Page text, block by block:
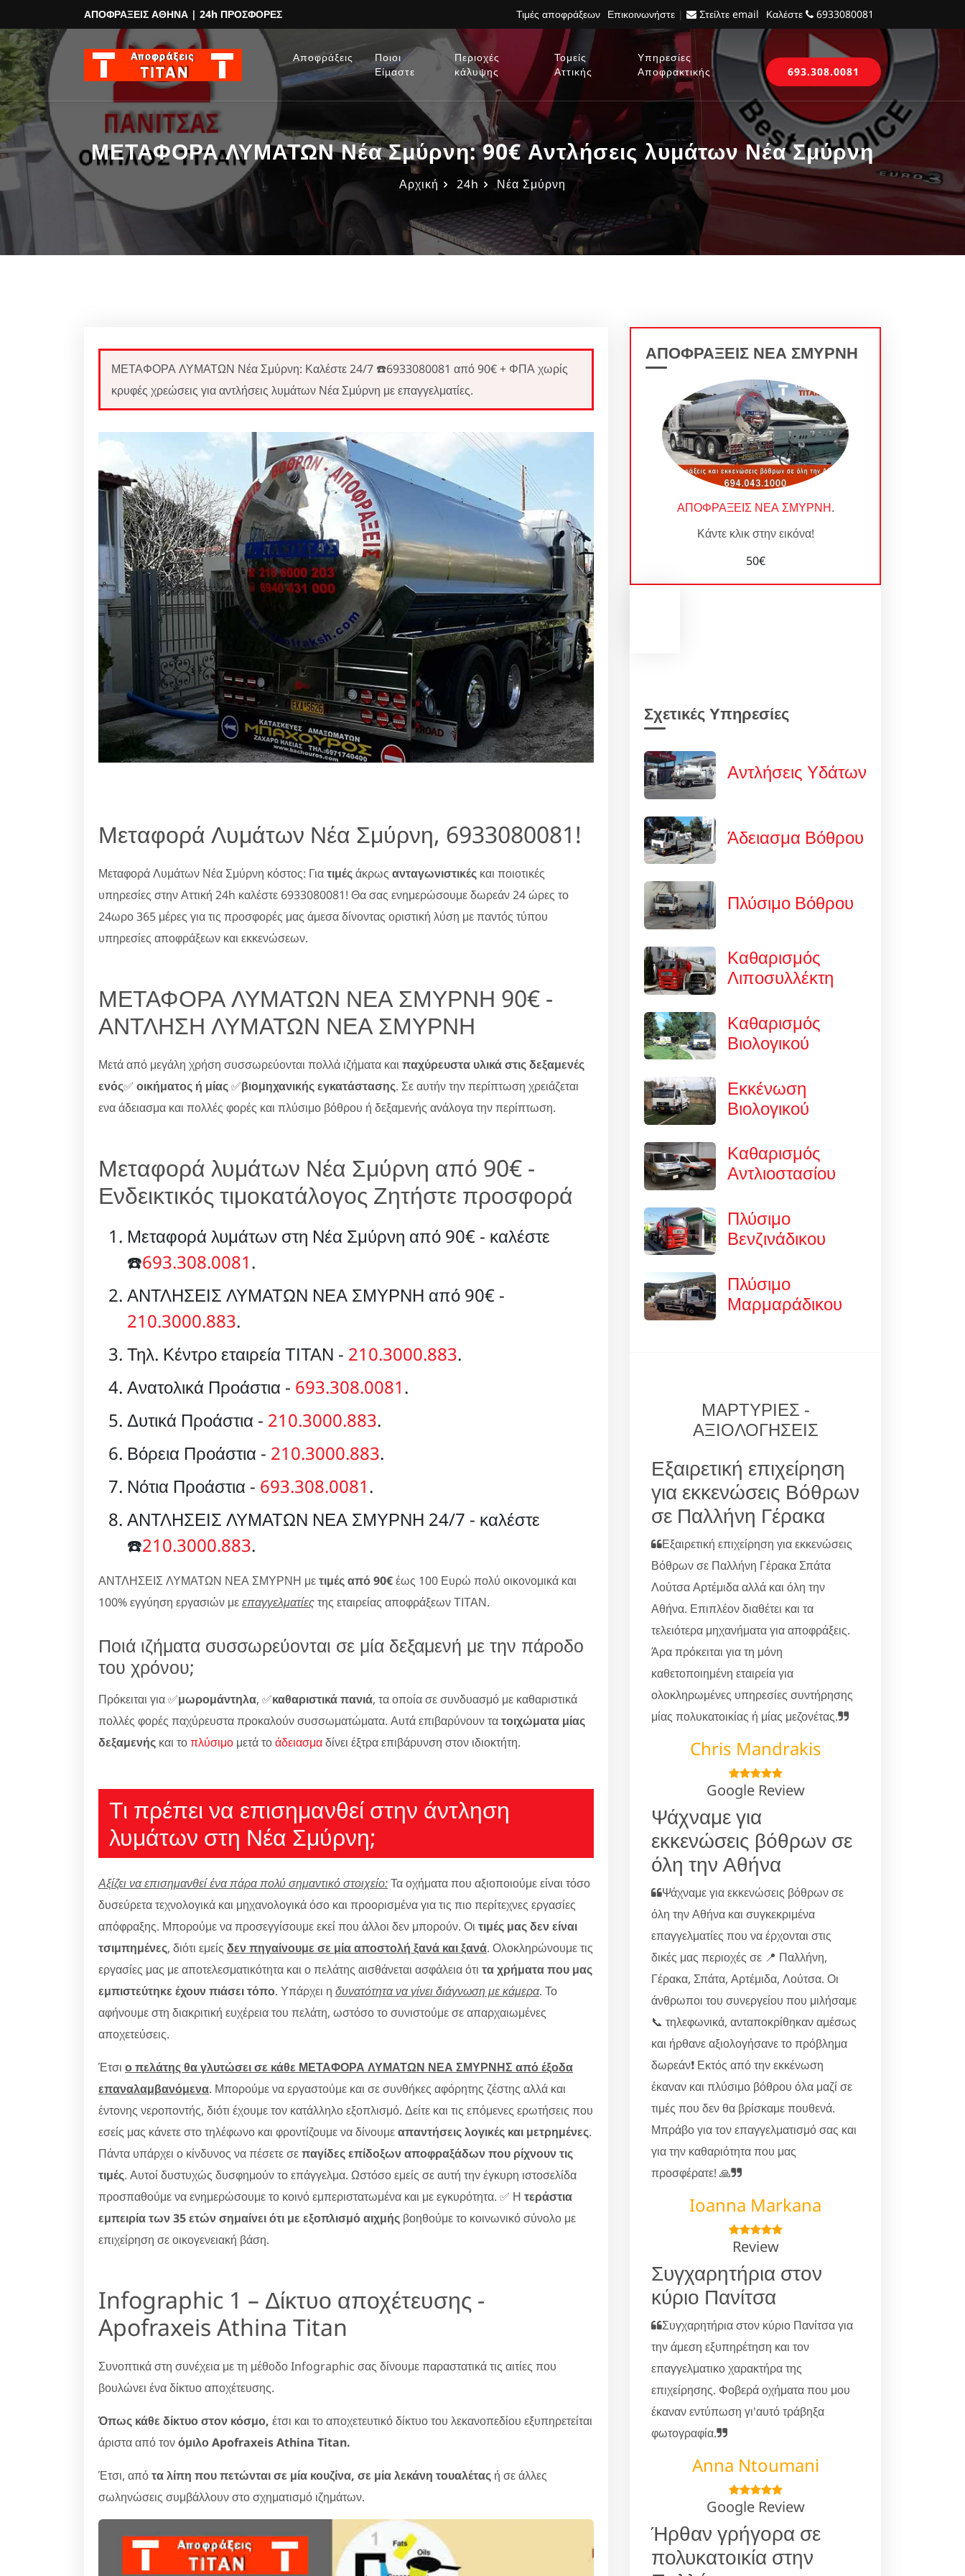
ΑΠΟΦΡΑΞΕΙΣ ΑΘΗΝΑ | 24h ΠΡΟΣΦΟΡΕΣ Τιμές αποφράξεων Επικοινωνήστε | Στείλτε email Καλέστε 6933080081
Αποφράξεις
Ποιοι
Είμαστε
Περιοχές
κάλυψης
Τομείς
Αττικής
Υπηρεσίες
Αποφρακτικής
693.308.0081
ΜΕΤΑΦΟΡΑ ΛΥΜΑΤΩΝ Νέα Σμύρνη: 90€ Αντλήσεις λυμάτων Νέα Σμύρνη
Αρχική 24h Νέα Σμύρνη
ΜΕΤΑΦΟΡΑ ΛΥΜΑΤΩΝ Νέα Σμύρνη: Καλέστε 24/7 ☎️6933080081 από 90€ + ΦΠΑ χωρίς
κρυφές χρεώσεις για αντλήσεις λυμάτων Νέα Σμύρνη με επαγγελματίες.
Μεταφορά Λυμάτων Νέα Σμύρνη, 6933080081!
Μεταφορά Λυμάτων Νέα Σμύρνη κόστος: Γιατιμέςάκρως ανταγωνιστικές και ποιοτικές
υπηρεσίες στην Αττική 24h καλέστε 6933080081! Θα σας ενημερώσουμε δωρεάν 24 ώρες το
24ωρο 365 μέρες για τις προσφορές μας άμεσα δίνοντας οριστική λύση με παντός τύπου
υπηρεσίες αποφράξεων και εκκενώσεων.
ΜΕΤΑΦΟΡΑ ΛΥΜΑΤΩΝ ΝΕΑ ΣΜΥΡΝΗ 90€ -
ΑΝΤΛΗΣΗ ΛΥΜΑΤΩΝ ΝΕΑ ΣΜΥΡΝΗ
Μετά από μεγάλη χρήση συσσωρεύονται πολλά ιζήματα και παχύρευστα υλικά στις δεξαμενές
ενός✅ οικήματος ή μίας✅βιομηχανικής εγκατάστασης. Σε αυτήν την περίπτωση χρειάζεται
ενα άδειασμα και πολλές φορές και πλύσιμο βόθρου ή δεξαμενής ανάλογα την περίπτωση.
Μεταφορά λυμάτων Νέα Σμύρνη από 90€ -
Ενδεικτικός τιμοκατάλογος Ζητήστε προσφορά
Μεταφορά λυμάτων στη Νέα Σμύρνη από 90€ - καλέστε
☎️693.308.0081.
ΑΝΤΛΗΣΕΙΣ ΛΥΜΑΤΩΝ ΝΕΑ ΣΜΥΡΝΗ από 90€ -
210.3000.883.
Τηλ. Κέντρο εταιρεία ΤΙΤΑΝ - 210.3000.883.
Ανατολικά Προάστια - 693.308.0081.
Δυτικά Προάστια - 210.3000.883.
Βόρεια Προάστια - 210.3000.883.
Νότια Προάστια - 693.308.0081.
ΑΝΤΛΗΣΕΙΣ ΛΥΜΑΤΩΝ ΝΕΑ ΣΜΥΡΝΗ 24/7 - καλέστε
☎️210.3000.883.
ΑΝΤΛΗΣΕΙΣ ΛΥΜΑΤΩΝ ΝΕΑ ΣΜΥΡΝΗ μετιμές από 90€έως 100 Ευρώ πολύ οικονομικά και
100% εγγύηση εργασιών μεεπαγγελματίεςτης εταιρείας αποφράξεων ΤΙΤΑΝ.
Ποιά ιζήματα συσσωρεύονται σε μία δεξαμενή με την πάροδο
του χρόνου;
Πρόκειται για ✅μωρομάντηλα, ✅καθαριστικά πανιά, τα οποία σε συνδυασμό με καθαριστικά
πολλές φορές παχύρευστα προκαλούν συσσωματώματα. Αυτά επιβαρύνουν τατοιχώματα μίας
δεξαμενής και τοπλύσιμο μετά τοάδειασμαδίνει έξτρα επιβάρυνση στον ιδιοκτήτη.
Τι πρέπει να επισημανθεί στην άντληση
λυμάτων στη Νέα Σμύρνη;
Αξίζει να επισημανθεί ένα πάρα πολύ σημαντικό στοιχείο:Τα οχήματα που αξιοποιούμε είναι τόσο
δυσεύρετα τεχνολογικά και μηχανολογικά όσο και προορισμένα για τις πιο περίτεχνες εργασίες
απόφραξης. Μπορούμε να προσεγγίσουμε εκεί που άλλοι δεν μπορούν. Οι τιμές μας δεν είναι
τσιμπημένες, διότι εμείς δεν πηγαίνουμε σε μία αποστολή ξανά και ξανά. Ολοκληρώνουμε τις
εργασίες μας με αποτελεσματικότητα και ο πελάτης αισθάνεται ασφάλεια ότι τα χρήματα που μας
εμπιστεύτηκε έχουν πιάσει τόπο. Υπάρχει η δυνατότητα να γίνει διάγνωση με κάμερα. Το
αφήνουμε στη διακριτική ευχέρεια του πελάτη, ωστόσο το συνιστούμε σε απαρχαιωμένες
αποχετεύσεις.
Έτσι ο πελάτης θα γλυτώσει σε κάθε ΜΕΤΑΦΟΡΑ ΛΥΜΑΤΩΝ ΝΕΑ ΣΜΥΡΝΗΣ από έξοδα
επαναλαμβανόμενα. Μπορούμε να εργαστούμε και σε συνθήκες αφόρητης ζέστης αλλά και
έντονης νεροποντής, διότι έχουμε τον κατάλληλο εξοπλισμό. Δείτε και τις επόμενες ερωτήσεις που
εσείς μας κάνετε στο τηλέφωνο και φροντίζουμε να δίνουμεαπαντήσεις λογικές και μετρημένες.
Πάντα υπάρχει ο κίνδυνος να πέσετε σεπαγίδες επίδοξων αποφραξάδων που ρίχνουν τις
τιμές. Αυτοί δυστυχώς δυσφημούν το επάγγελμα. Ωστόσο εμείς σε αυτή την έγκυρη ιστοσελίδα
προσπαθούμε να ενημερώσουμε το κοινό εμπεριστατωμένα και με εγκυρότητα. ✅ Η τεράστια
εμπειρία των 35 ετών σημαίνει ότι με εξοπλισμό αιχμής βοηθούμε το κοινωνικό σύνολο με
επιχείρηση σε οικογενειακή βάση.
Infographic 1 – Δίκτυο αποχέτευσης -
Apofraxeis Athina Titan
Συνοπτικά στη συνέχεια με τη μέθοδο Infographic σας δίνουμε παραστατικά τις αιτίες που
βουλώνει ένα δίκτυο αποχέτευσης.
Όπως κάθε δίκτυο στον κόσμο, έτσι και το αποχετευτικό δίκτυο του λεκανοπεδίου εξυπηρετείται
άριστα από τονόμιλο Apofraxeis Athina Titan.
Έτσι, απότα λίπη που πετώνται σε μία κουζίνα, σε μία λεκάνη τουαλέτας ή σε άλλες
σωληνώσεις συμβάλλουν στο σχηματισμό ιζημάτων.
ΑΠΟΦΡΑΞΕΙΣ ΝΕΑ ΣΜΥΡΝΗ
ΑΠΟΦΡΑΞΕΙΣ ΝΕΑ ΣΜΥΡΝΗ.
Κάντε κλικ στην εικόνα!
50€
Σχετικές Υπηρεσίες
Αντλήσεις Υδάτων
Άδειασμα Βόθρου
Πλύσιμο Βόθρου
Καθαρισμός
Λιποσυλλέκτη
Καθαρισμός
Βιολογικού
Εκκένωση
Βιολογικού
Καθαρισμός
Αντλιοστασίου
Πλύσιμο
Βενζινάδικου
Πλύσιμο
Μαρμαράδικου
ΜΑΡΤΥΡΙΕΣ -
ΑΞΙΟΛΟΓΗΣΕΙΣ
Εξαιρετική επιχείρηση
για εκκενώσεις Βόθρων
σε Παλλήνη Γέρακα
Εξαιρετική επιχείρηση για εκκενώσεις
Βόθρων σε Παλλήνη Γέρακα Σπάτα
Λούτσα Αρτέμιδα αλλά και όλη την
Αθήνα. Επιπλέον διαθέτει και τα
τελειότερα μηχανήματα για αποφράξεις.
Άρα πρόκειται για τη μόνη
καθετοποιημένη εταιρεία για
ολοκληρωμένες υπηρεσίες συντήρησης
μίας πολυκατοικίας ή μίας μεζονέτας.
Chris Mandrakis
Google Review
Ψάχναμε για
εκκενώσεις βόθρων σε
όλη την Αθήνα
Ψάχναμε για εκκενώσεις βόθρων σε
όλη την Αθήνα και συγκεκριμένα
επαγγελματίες που να έρχονται στις
δικές μας περιοχές σε 📍 Παλλήνη,
Γέρακα, Σπάτα, Αρτέμιδα, Λούτσα. Οι
άνθρωποι του συνεργείου που μιλήσαμε
📞 τηλεφωνικά, ανταποκρίθηκαν αμέσως
και ήρθανε αξιολογήσανε το πρόβλημα
δωρεάν❗ Εκτός από την εκκένωση
έκαναν και πλύσιμο βόθρου όλα μαζί σε
τιμές που δεν θα βρίσκαμε πουθενά.
Μπράβο για τον επαγγελματισμό σας και
για την καθαριότητα που μας
προσφέρατε! 🙏
Ioanna Markana
Review
Συγχαρητήρια στον
κύριο Πανίτσα
Συγχαρητήρια στον κύριο Πανίτσα για
την άμεση εξυπηρέτηση και τον
επαγγελματικο χαρακτήρα της
επιχείρησης. Φοβερά οχήματα που μου
έκαναν εντύπωση γι'αυτό τράβηξα
φωτογραφία.
Anna Ntoumani
Google Review
Ήρθαν γρήγορα σε
πολυκατοικία στην